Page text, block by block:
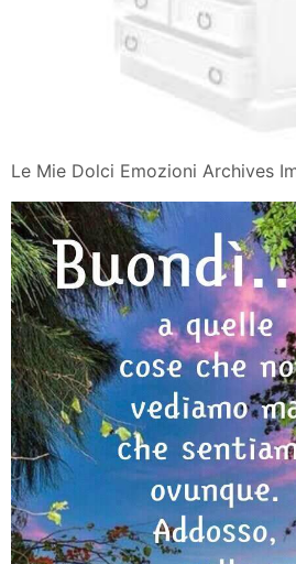
Le Mie Dolci Emozioni Archives